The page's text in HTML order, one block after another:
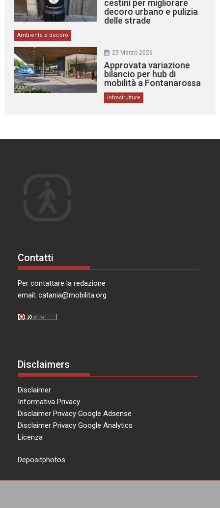
cestini per migliorare
decoro urbano e pulizia
delle strade
Ambiente e decoro
25 Marzo 2026
Approvata variazione
bilancio per hub di
mobilità a Fontanarossa
Infrastrutture
Contatti
Per contattare la redazione
email:catania@mobilita.org
Disclaimers
Disclaimer
Informativa Privacy
Disclaimer Privacy Google Adsense
Disclaimer Privacy Google Analytics
Licenza
Depositphotos